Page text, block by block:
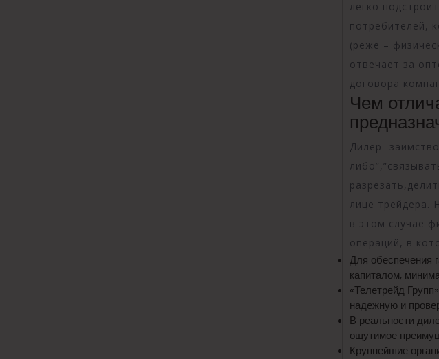
легко
потребителей,
(реже –
отвечает за
договора
Чем
Дилер -
лице трейдера.
в этом случае
операций, в
Для обеспечения
капиталом,
«Телетрейд
надежную и
В реальности
ощутимое
Крупнейшие